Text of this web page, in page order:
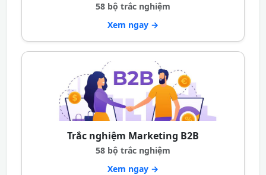
58 bộ trắc nghiệm
Xem ngay →
Trắc nghiệm Marketing B2B
58 bộ trắc nghiệm
Xem ngay →